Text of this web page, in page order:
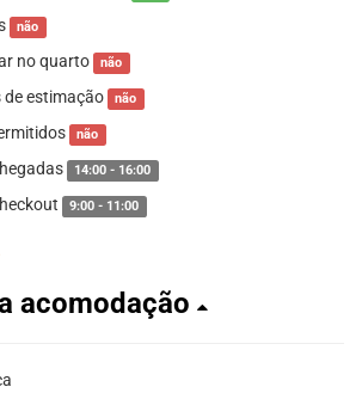
não
no quarto não
de estimação não
não
14:00 - 16:00
9:00 - 11:00
acomodação